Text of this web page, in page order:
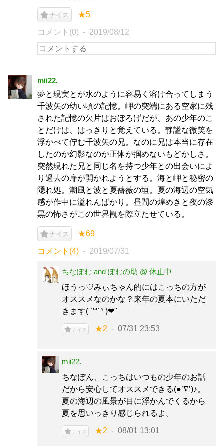
ナイス ★5
コメント(0) 2019/08/12
mii22.
夢と現実とが水のように容易く溶け合ってしまう
千波矢の幼い頃の記憶。岬の突端にある空家に残
された記憶の欠片はおぼろげだが、あの少年のこ
とだけは、はっきりと覚えている。静謐な微笑を
浮かべて佇む千波矢の兄。なのに兄は本当に存在
したのか幻影なのか正体が掴めないもどかしさ。
突然現れた兄と同じ名を持つ少年との出会いによ
り過去の扉が開かれようとする。海と岬と秘密の
隠れ処。潮風と波と夏薔薇の垣。夏の海辺の空気
感が作中に溢れんばかり。昼間の煌めきと夜の漆
黒の怖さがこの世界観を際立たせている。
ナイス ★69
コメント(4) 2019/07/31
ちなぽむ and ぽむの助 @ 休止中
ほうっ♡みぃちゃん的にはこっちの方が
オススメなのかな？来年の夏本にいただ
きます‪( ˙꒳​˙ᐢ )‪‪❤︎‬"
ナイス ★2 07/31 23:53
mii22.
ちなぽん、こっちはいつもの少年のお話
だから安心してオススメできる(●’∇’)♪。
夏の海辺の風景が目に浮かんでくるから
夏を思いっきり感じられるよ。
ナイス ★2 08/01 13:01